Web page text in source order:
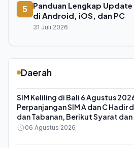
5
Panduan Lengkap
di Android, iOS, dan PC
31 Juli 2026
Daerah
SIM Keliling di Bali 6 Agustus
Perpanjangan SIM A dan C Hadir
dan Tabanan, Berikut Syarat
06 Agustus 2026